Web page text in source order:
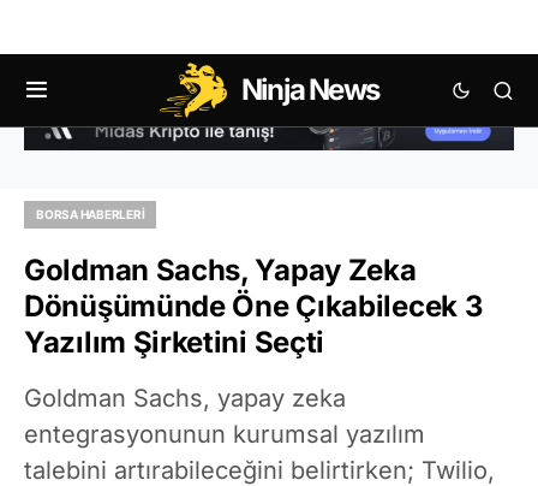
Ninja News
BORSA HABERLERI
Goldman Sachs, Yapay Zeka
Dönüşümünde Öne Çıkabilecek 3
Yazılım Şirketini Seçti
Goldman Sachs, yapay zeka
entegrasyonunun kurumsal yazılım
talebini artırabileceğini belirtirken; Twilio,